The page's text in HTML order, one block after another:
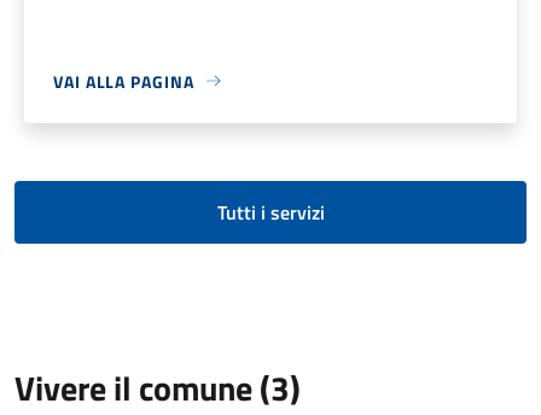
VAI ALLA PAGINA
Tutti i servizi
Vivere il comune (3)